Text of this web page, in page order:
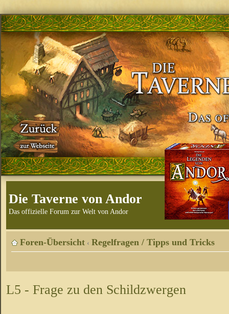
Die Taverne von Andor
Das offizielle Forum zur Welt von Andor
Foren-Übersicht ‹ Regelfragen / Tipps und Tricks
L5 - Frage zu den Schildzwergen